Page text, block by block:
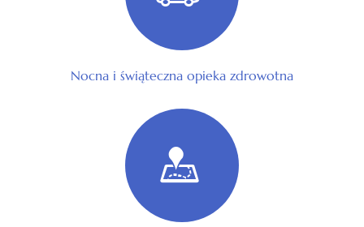
Nocna i świąteczna opieka zdrowotna